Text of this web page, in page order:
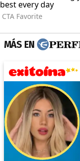
MÁS EN